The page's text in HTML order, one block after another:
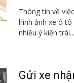
Thông tin về
hình ảnh xe ô
nhiều ý kiến trái...
Gửi xe